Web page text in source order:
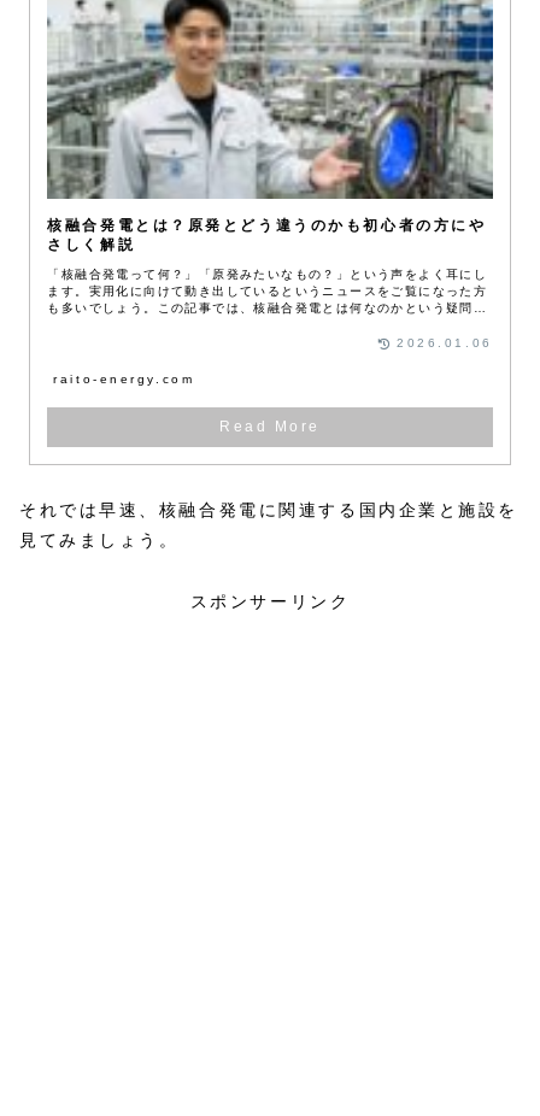
核融合発電とは？原発とどう違うのかも初心者の方にや
さしく解説
「核融合発電って何？」「原発みたいなもの？」という声をよく耳にし
ます。実用化に向けて動き出しているというニュースをご覧になった方
も多いでしょう。この記事では、核融合発電とは何なのかという疑問に
raito-energy.com
2026.01.06
それでは早速、核融合発電に関連する国内企業と施設を
見てみましょう。
スポンサーリンク